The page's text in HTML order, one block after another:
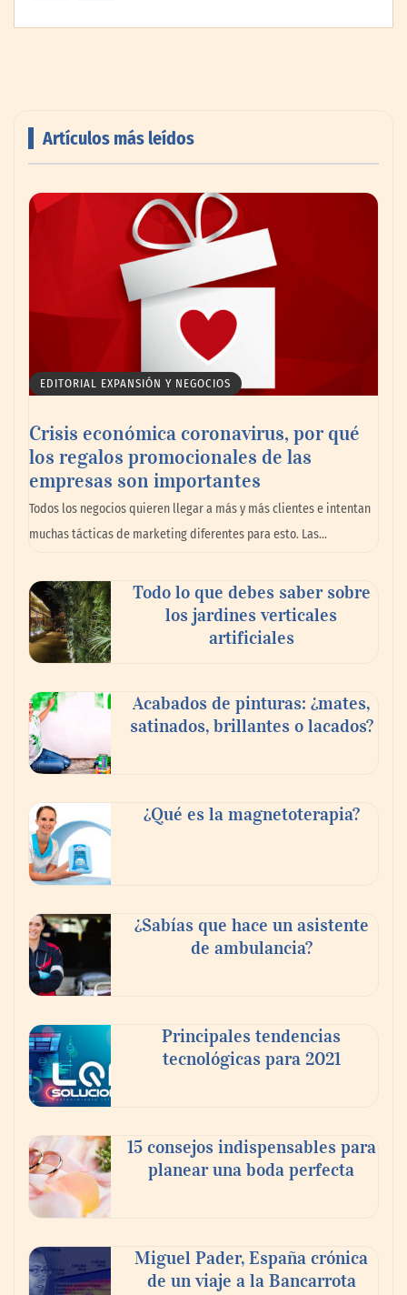
impulsando la colaboración en el sector
La omnicanalidad redefine la forma de
planear viajes en México
buscan proyectar talento mexicano y
fortalecer el turismo médico
En el Día de la Cerveza, Grupo Modelo
mundo elige para reunirse: 7 de cada 10 la
escogen
compromiso para el eclipse solar del 12 de
agosto
Artículos más leídos
EDITORIAL EXPANSIÓN Y NEGOCIOS
Crisis económica coronavirus, por qué
los regalos promocionales de las
empresas son importantes
Todos los negocios quieren llegar a más y más clientes e intentan
muchas tácticas de marketing diferentes para esto. Las…
Todo lo que debes saber sobre
los jardines verticales
artificiales
Acabados de pinturas: ¿mates,
satinados, brillantes o lacados?
¿Qué es la magnetoterapia?
¿Sabías que hace un asistente
de ambulancia?
Principales tendencias
tecnológicas para 2021
15 consejos indispensables para
planear una boda perfecta
Miguel Pader, España crónica
de un viaje a la Bancarrota